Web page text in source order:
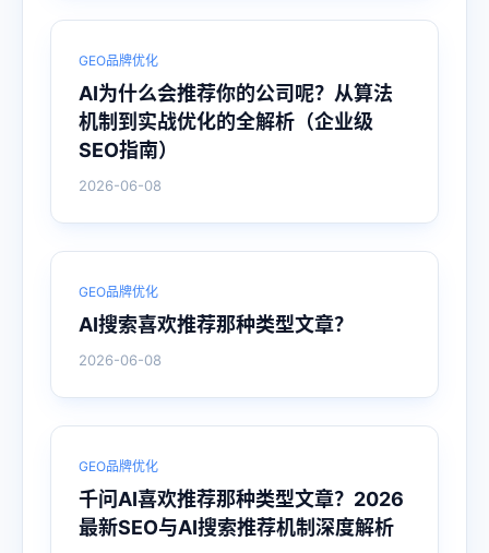
GEO品牌优化
AI为什么会推荐你的公司呢？从算法
机制到实战优化的全解析（企业级
SEO指南）
2026-06-08
GEO品牌优化
AI搜索喜欢推荐那种类型文章？
2026-06-08
GEO品牌优化
千问AI喜欢推荐那种类型文章？2026
最新SEO与AI搜索推荐机制深度解析